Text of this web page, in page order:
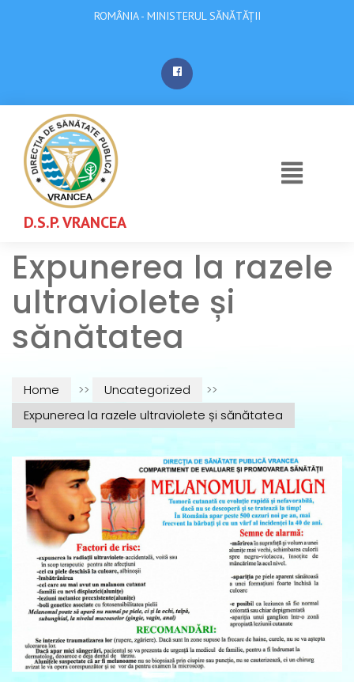
ROMÂNIA - MINISTERUL SĂNĂTĂȚII
D.S.P. VRANCEA
Expunerea la razele
ultraviolete și
sănătatea
Home >> Uncategorized
>>
Expunerea la razele ultraviolete și sănătatea